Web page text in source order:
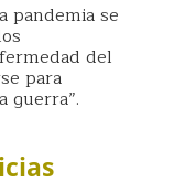
pandemia se
del
para
guerra”.